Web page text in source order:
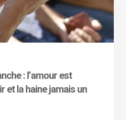
: l’amour est
et la haine jamais un